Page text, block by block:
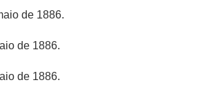
de 1886.
de 1886.
de 1886.